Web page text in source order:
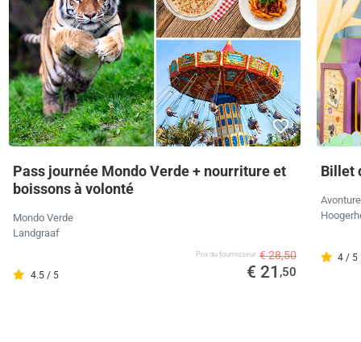
Pass journée Mondo Verde + nourriture et
boissons à volonté
Mondo Verde
Landgraaf
4.5 / 5
Prix ​​du fournisseur € 28,50
€ 21 ,50
Billet
4 / 5